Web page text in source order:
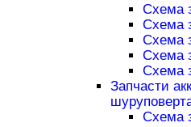
Схема
Схема
Схема
Схема
Схема
Запчасти
Схема